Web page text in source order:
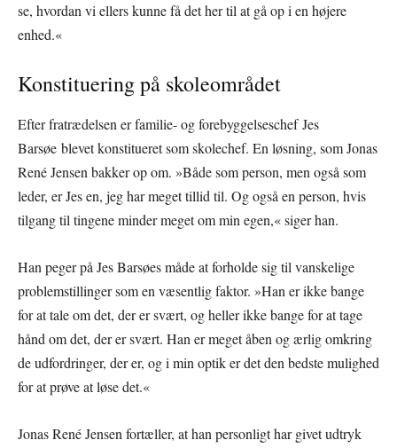
se, hvordan vi ellers kunne få det her til at gå op i en højere
enhed.«
Konstituering på skoleområdet
Efter fratrædelsen er familie- og forebyggelseschef Jes
Barsøe blevet konstitueret som skolechef. En løsning, som Jonas
René Jensen bakker op om. »Både som person, men også som
leder, er Jes en, jeg har meget tillid til. Og også en person, hvis
tilgang til tingene minder meget om min egen,« siger han.
Han peger på Jes Barsøes måde at forholde sig til vanskelige
problemstillinger som en væsentlig faktor. »Han er ikke bange
for at tale om det, der er svært, og heller ikke bange for at tage
hånd om det, der er svært. Han er meget åben og ærlig omkring
de udfordringer, der er, og i min optik er det den bedste mulighed
for at prøve at løse det.«
Jonas René Jensen fortæller, at han personligt har givet udtryk